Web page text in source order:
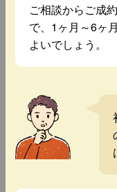
ご相談からご成
で、1ヶ月～6ヶ
よいでしょう。